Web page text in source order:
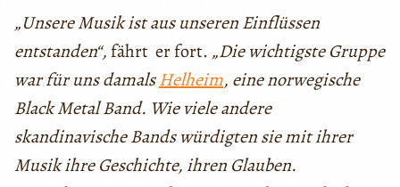
„Unsere Musik ist aus unseren Einflüssen
entstanden“,fährt er fort. „Die wichtigste Gruppe
war für uns damalsHelheim, eine norwegische
Black Metal Band. Wie viele andere
skandinavische Bands würdigten sie mit ihrer
Musik ihre Geschichte, ihren Glauben.